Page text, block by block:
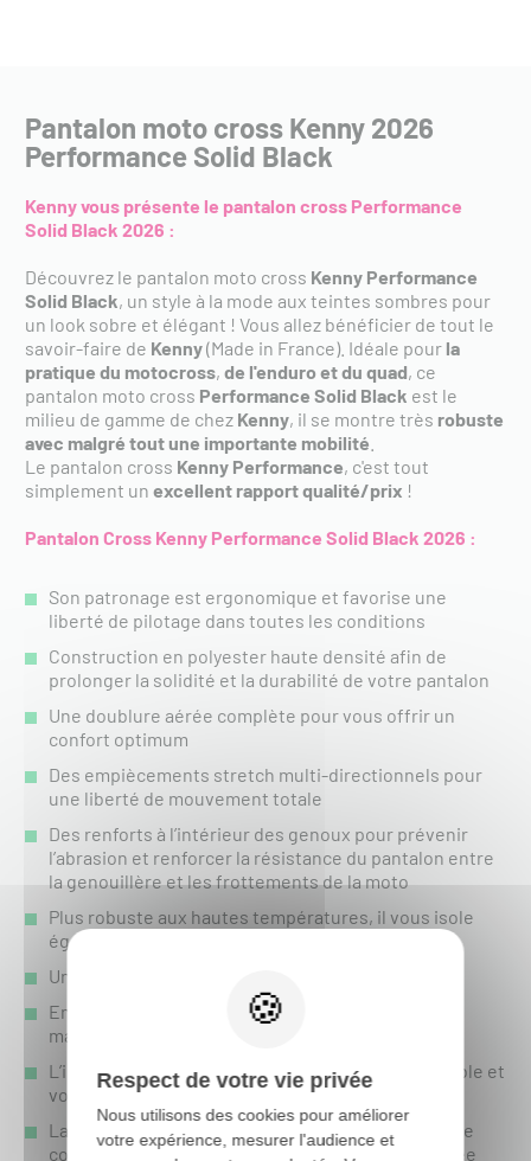
Pantalon moto cross Kenny 2026
Performance Solid Black
Kenny vous présente le pantalon cross Performance
Solid Black 2026 :
Découvrez le pantalon moto cross Kenny Performance
Solid Black, un style à la mode aux teintes sombres pour
un look sobre et élégant ! Vous allez bénéficier de tout le
savoir-faire de Kenny(Made in France). Idéale pour la
pratique du motocross, de l'enduro et du quad, ce
pantalon moto cross Performance Solid Black est le
milieu de gamme de chez Kenny, il se montre très robuste
avec malgré tout une importante mobilité
Le pantalon cross Kenny Performance, c'est tout
simplement un excellent rapport qualité/prix !
Pantalon Cross Kenny Performance Solid Black2026 :
Son patronage est ergonomique et favorise une
liberté de pilotage dans toutes les conditions
Construction en polyester haute densité afin de
prolonger la solidité et la durabilité de votre pantalon
Une doublure aérée complète pour vous offrir un
confort optimum
Des empiècements stretch multi-directionnels pour
une liberté de mouvement totale
Des renforts à l’intérieur des genoux pour prévenir
l’abrasion et renforcer la résistance du pantalon entre
la genouillère et les frottements de la moto
Plus robuste aux hautes températures, il vous isole
également du moteur
Une belle amplitude de réglage à la ceinture
Empiècement siliconé à la ceinture pour un
maintien du maillot dans le pantalon
L’impression est réalisée par sublimation inaltérable et
vous garantie une qualité dans le temps
La qualité du zip et des coutures de haut de gamme
confère à votre pantalon une résistance peu égalée
Respect de votre vie privée
Nous utilisons des cookies pour améliorer
votre expérience, mesurer l'audience et